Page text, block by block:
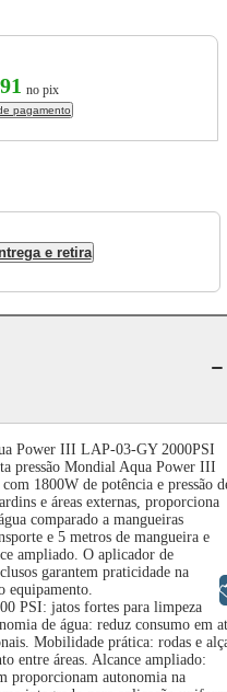
no pix
pagamento
e retira
Power III LAP-03-GY 2000PSI
pressão Mondial Aqua Power III
1800W de potência e pressão
e áreas externas, proporciona
comparado a mangueiras
e 5 metros de mangueira e
ampliado. O aplicador de
garantem praticidade na
equipamento.
PSI: jatos fortes para limpeza
de água: reduz consumo em
Mobilidade prática: rodas e
entre áreas. Alcance ampliado:
proporcionam autonomia na